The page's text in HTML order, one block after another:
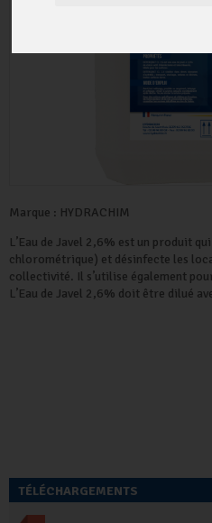
Marque : HYDRACHIM
L’Eau de Javel 2,6% est un produit
chlorométrique) et désinfecte les
collectivité. Il s’utilise également
L’Eau de Javel 2,6% doit être dilué
TÉLÉCHARGEMENTS